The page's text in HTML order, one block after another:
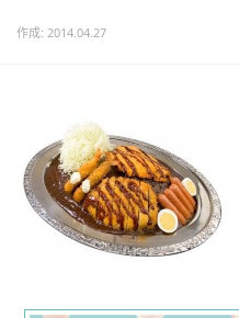
作成: 2014.04.27